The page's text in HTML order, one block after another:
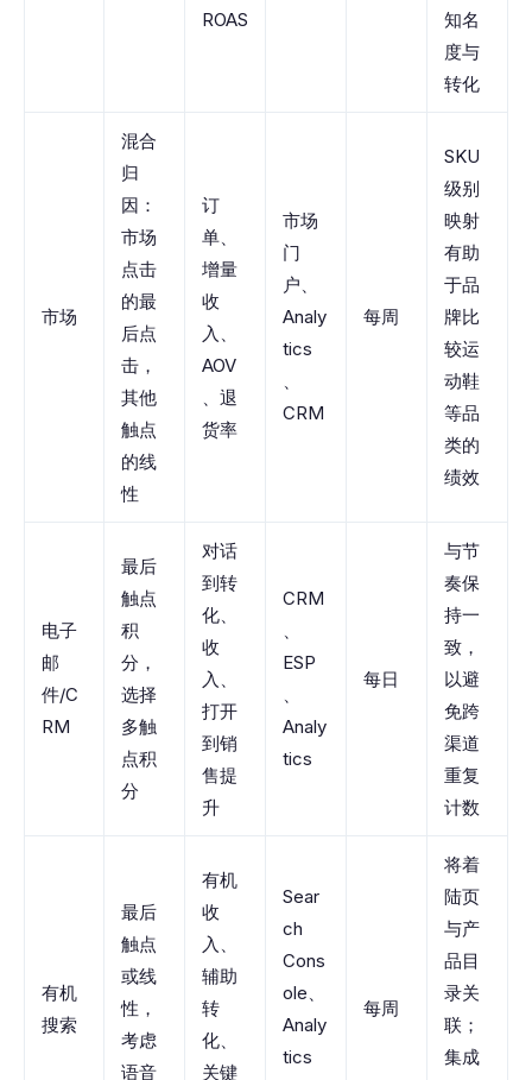
ROAS
知名
度与
转化
市场
混合
归
因：
市场
点击
的最
后点
击，
其他
触点
的线
性
订
单、
增量
收
入、
AOV
、退
货率
市场
门
户、
Analy
tics
、
CRM
每周
SKU
级别
映射
有助
于品
牌比
较运
动鞋
等品
类的
绩效
电子
邮
件/C
RM
最后
触点
积
分，
选择
多触
点积
分
对话
到转
化、
收
入、
打开
到销
售提
升
CRM
、
ESP
、
Analy
tics
每日
与节
奏保
持一
致，
以避
免跨
渠道
重复
计数
有机
搜索
最后
触点
或线
性，
考虑
语音
有机
收
入、
辅助
转
化、
关键
Sear
ch
Cons
ole、
Analy
tics
每周
将着
陆页
与产
品目
录关
联；
集成